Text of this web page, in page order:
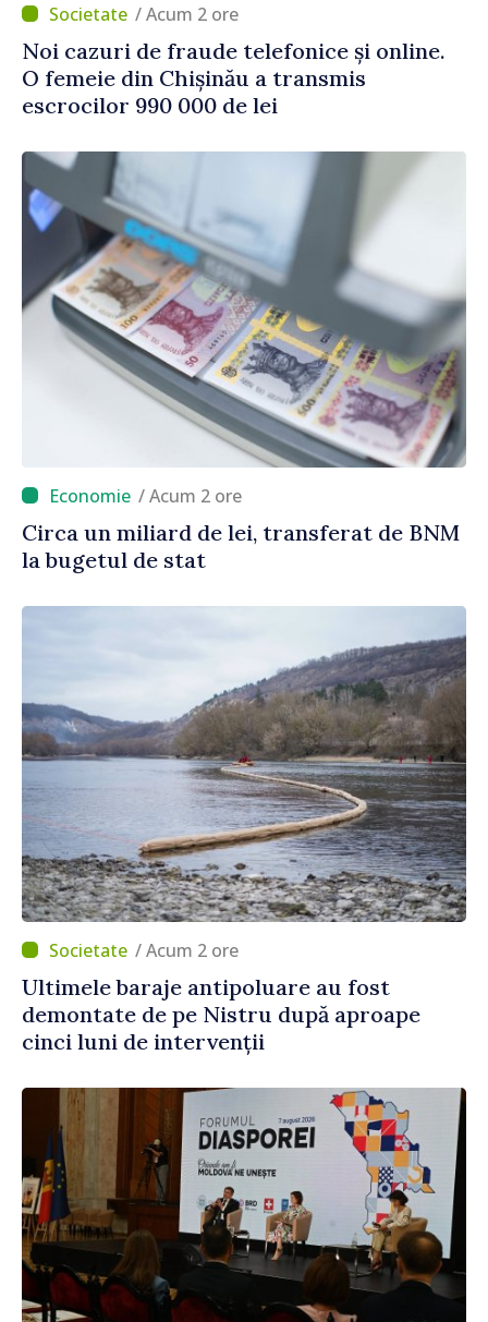
/ Acum 2 ore
Noi cazuri de fraude telefonice și online.
O femeie din Chișinău a transmis
escrocilor 990 000 de lei
/ Acum 2 ore
Circa un miliard de lei, transferat de BNM
la bugetul de stat
/ Acum 2 ore
Ultimele baraje antipoluare au fost
demontate de pe Nistru după aproape
cinci luni de intervenții